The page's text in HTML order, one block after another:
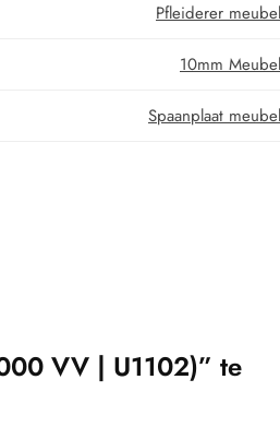
Pfleiderer
10mm
Spaanplaat
VV | U1102)” te